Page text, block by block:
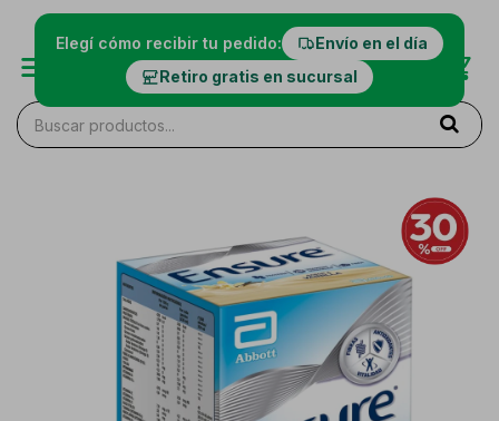
Elegí cómo recibir tu pedido:
Envío en el día
Retiro gratis en sucursal